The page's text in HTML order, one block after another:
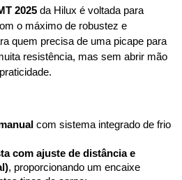
2025 da Hilux é voltada para
o máximo de robustez e
quem precisa de uma picape para
resistência, mas sem abrir mão
com sistema integrado de frio
com ajuste de distância e
, proporcionando um encaixe